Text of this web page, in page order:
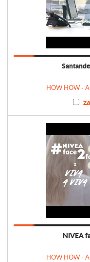
HOW HOW -
NIVEA
HOW HOW -